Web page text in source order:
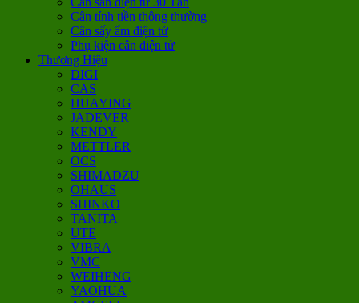
Cân tính tiền thông thường
Cân sấy ẩm điện tử
Phụ kiện cân điện tử
Thương Hiệu
DIGI
CAS
HUAYING
JADEVER
KENDY
METTLER
OCS
SHIMADZU
OHAUS
SHINKO
TANITA
UTE
VIBRA
VMC
WEIHENG
YAOHUA